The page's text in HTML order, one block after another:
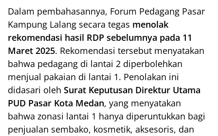
Dalam pembahasannya, Forum Pedagang Pasar
Kampung Lalang secara tegas menolak
rekomendasi hasil RDP sebelumnya pada 11
Maret 2025. Rekomendasi tersebut menyatakan
bahwa pedagang di lantai 2 diperbolehkan
menjual pakaian di lantai 1. Penolakan ini
didasari oleh Surat Keputusan Direktur Utama
PUD Pasar Kota Medan, yang menyatakan
bahwa zonasi lantai 1 hanya diperuntukkan bagi
penjualan sembako, kosmetik, aksesoris, dan